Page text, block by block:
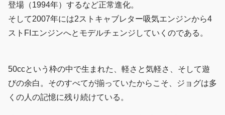
登場（1994年）するなど正常進化。
そして2007年には2ストキャブレター吸気エンジンから4
ストFIエンジンへとモデルチェンジしていくのである。
50ccという枠の中で生まれた、軽さと気軽さ、そして遊
びの余白。そのすべてが揃っていたからこそ、ジョグは多
くの人の記憶に残り続けている。